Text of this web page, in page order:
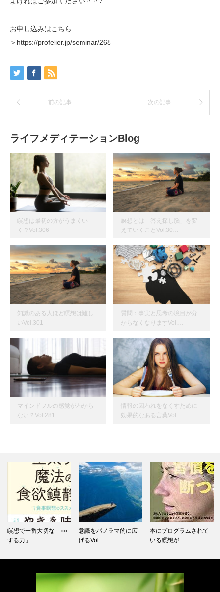
お申し込みはこちら
＞https://profelier.jp/seminar/268
前の記事 次の記事
ライフメディテーションBlog
瞑想は最初の方がうまくい
く？Vol.306
瞑想とは「答え探し脳」を変
えていくことVol.30…
知識のある人ほど瞑想は難し
いVol.301
質問：事実と思考の境目が分
からなくなりますVol.…
マインドフルの感覚がわから
ない？Vol.281
情報の囚われをなくすために
効果的なある言葉Vol.…
瞑想で一番大切な「○○
する力」…
意識をパノラマ的に広
げるVol…
本にプログラムされて
いる瞑想が…